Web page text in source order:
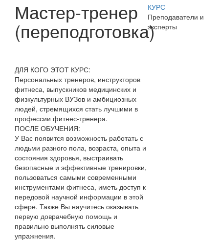
Мастер-тренер
(переподготовка)
ДЛЯ КОГО ЭТОТ КУРС:
Персональных тренеров, инструкторов
фитнеса, выпускников медицинских и
физкультурных ВУЗов и амбициозных
людей, стремящихся стать лучшими в
профессии фитнес-тренера.
ПОСЛЕ ОБУЧЕНИЯ:
У Вас появится возможность работать с
людьми разного пола, возраста, опыта и
состояния здоровья, выстраивать
безопасные и эффективные тренировки,
пользоваться самыми современными
инструментами фитнеса, иметь доступ к
передовой научной информации в этой
сфере. Также Вы научитесь оказывать
первую доврачебную помощь и
правильно выполнять силовые
упражнения.
КУРС
Преподаватели и
эксперты